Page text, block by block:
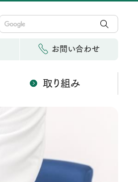
お問い合わせ
取り組み